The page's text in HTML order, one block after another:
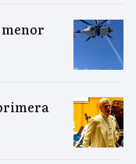
menor